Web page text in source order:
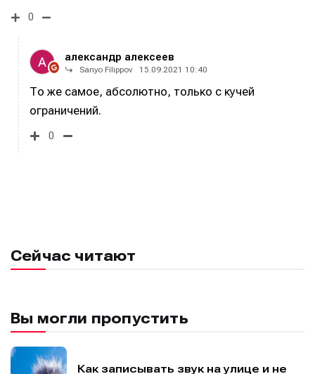
0
александр алексеев
Sanyo Filippov 15.09.2021 10:40
То же самое, абсолютно, только с кучей
ограничений.
0
Сейчас читают
Вы могли пропустить
Как записывать звук на улице и не